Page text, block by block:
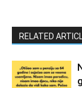
RELATED